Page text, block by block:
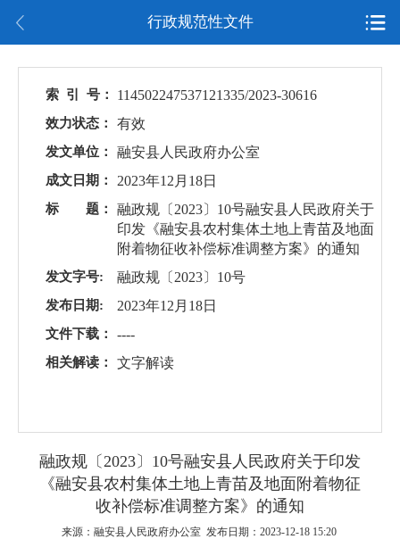
行政规范性文件
索 引 号： 114502247537121335/2023-30616
效力状态： 有效
发文单位： 融安县人民政府办公室
成文日期： 2023年12月18日
标 题：
融政规〔2023〕10号融安县人民政府关于
印发《融安县农村集体土地上青苗及地面
附着物征收补偿标准调整方案》的通知
发文字号: 融政规〔2023〕10号
发布日期: 2023年12月18日
文件下载： ----
相关解读： 文字解读
融政规〔2023〕10号融安县人民政府关于印发
《融安县农村集体土地上青苗及地面附着物征
收补偿标准调整方案》的通知
来源：融安县人民政府办公室 发布日期：2023-12-18 15:20